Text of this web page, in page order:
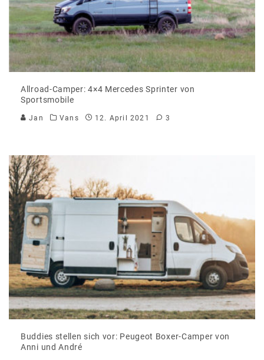
Allroad-Camper: 4×4 Mercedes Sprinter von
Sportsmobile
Jan Vans 12. April 2021 3
Buddies stellen sich vor: Peugeot Boxer-Camper von
Anni und André